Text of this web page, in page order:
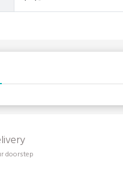
doorstep